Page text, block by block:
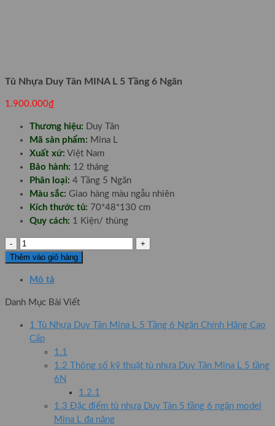
Tủ Nhựa Duy Tân MINA L 5 Tầng 6 Ngăn
1.900.000₫
Thương hiệu: Duy Tân
Mã sản phẩm: Mina L
Xuất xứ: Việt Nam
Bảo hành: 12 tháng
Phân loại: 4 Tầng 5 Ngăn
Màu sắc: Giao hàng màu ngẫu nhiên
Kích thước tủ: 70*48*130 cm
Quy cách: 1 Kiện/ thùng
Tủ
Nhựa
Tân
MINA
5
Tầng
Thêm vào giỏ hàng
Mô tả
Danh Mục Bài Viết
1 Tủ Nhựa Duy Tân Mina L 5 Tầng 6 Ngăn Chính Hãng Cao
Cấp
1.1
1.2 Thông số kỹ thuật tủ nhựa Duy Tân Mina L 5 tầng
6N
1.2.1
1.3 Đặc điểm tủ nhựa Duy Tân 5 tầng 6 ngăn model
Mina L đa năng